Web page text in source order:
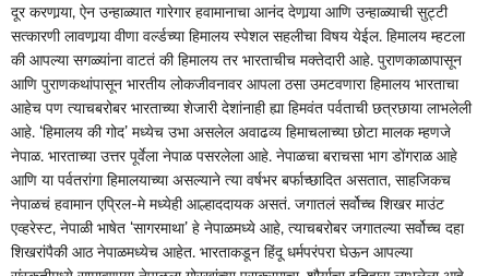
दूर करणार्‍या, ऐन उन्हाळ्यात गारेगार हवामानाचा आनंद देणार्‍या आणि उन्हाळ्याची सुट्टी
सत्कारणी लावणार्‍या वीणा वर्ल्डच्या हिमालय स्पेशल सहलीचा विषय येईल. हिमालय म्हटला
की आपल्या सगळ्यांना वाटतं की हिमालय तर भारताचीच मक्तेदारी आहे. पुराणकाळापासून
आणि पुराणकथांपासून भारतीय लोकजीवनावर आपला ठसा उमटवणारा हिमालय भारताचा
आहेच पण त्याचबरोबर भारताच्या शेजारी देशांनाही ह्या हिमवंत पर्वताची छत्रछाया लाभलेली
आहे. ‘हिमालय की गोद’ मध्येच उभा असलेल अवाढव्य हिमाचलाच्या छोटा मालक म्हणजे
नेपाळ. भारताच्या उत्तर पूर्वेला नेपाळ पसरलेला आहे. नेपाळचा बराचसा भाग डोंगराळ आहे
आणि या पर्वतरांगा हिमालयाच्या असल्याने त्या वर्षभर बर्फाच्छादित असतात, साहजिकच
नेपाळचं हवामान एप्रिल-मे मध्येही आल्हाददायक असतं. जगातलं सर्वोच्च शिखर माउंट
एव्हरेस्ट, नेपाळी भाषेत ‘सागरमाथा’ हे नेपाळमध्ये आहे, त्याचबरोबर जगातल्या सर्वोच्च दहा
शिखरांपैकी आठ नेपाळमध्येच आहेत. भारताकडून हिंदू धर्मपरंपरा घेऊन आपल्या